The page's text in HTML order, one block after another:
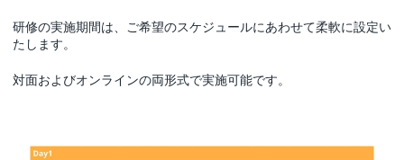
研修の実施期間は、ご希望のスケジュールにあわせて柔軟に設定い
たします。
対面およびオンラインの両形式で実施可能です。